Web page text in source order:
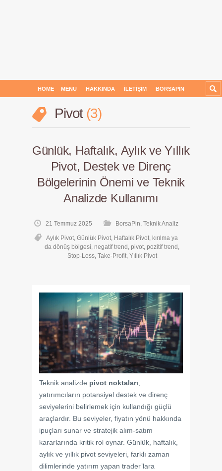
HOME MENÜ HAKKINDA İLETIŞIM BORSAPIN
Pivot 3
Günlük, Haftalık, Aylık ve Yıllık
Pivot, Destek ve Direnç
Bölgelerinin Önemi ve Teknik
Analizde Kullanımı
21 Temmuz 2025 BorsaPin, Teknik Analiz
Aylık Pivot, Günlük Pivot, Haftalık Pivot, kırılma ya
da dönüş bölgesi, negatif trend , pivot, pozitif trend ,
Stop-Loss, Take-Profit, Yıllık Pivot
Teknik analizde pivot noktaları
yatırımcıların potansiyel destek ve direnç
seviyelerini belirlemek için kullandığı güçlü
araçlardır. Bu seviyeler, fiyatın yönü hakkında
ipuçları sunar ve stratejik alım-satım
kararlarında kritik rol oynar. Günlük, haftalık,
aylık ve yıllık pivot seviyeleri, farklı zaman
dilimlerinde yatırım yapan trader’lara